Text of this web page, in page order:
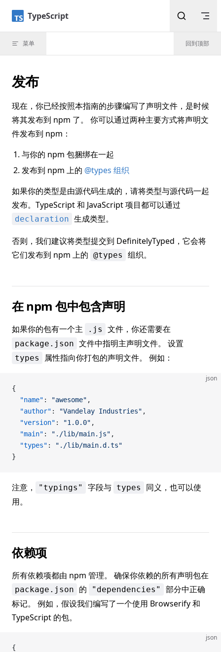
Skip to content
TypeScript
菜单 回到顶部
发布
现在，你已经按照本指南的步骤编写了声明文件，是时候
将其发布到 npm 了。 你可以通过两种主要方式将声明文
件发布到 npm：
与你的 npm 包捆绑在一起
发布到 npm 上的 @types 组织
如果你的类型是由源代码生成的，请将类型与源代码一起
发布。TypeScript 和 JavaScript 项目都可以通过
declaration 生成类型。
否则，我们建议将类型提交到 DefinitelyTyped，它会将
它们发布到 npm 上的 @types 组织。
在 npm 包中包含声明
如果你的包有一个主 .js 文件，你还需要在
package.json 文件中指明主声明文件。 设置
types 属性指向你打包的声明文件。 例如：
json
{
  "name"
: "awesome" ,
  "author"
: "Vandelay Industries" ,
  "version"
: "1.0.0" ,
  "main"
: "./lib/main.js" ,
  "types"
:
"./lib/main.d.ts"
}
注意， "typings" 字段与 types
同义，也可以使
用。
依赖项
所有依赖项都由 npm 管理。 确保你依赖的所有声明包在
package.json 的 "dependencies"
部分中正确
标记。 例如，假设我们编写了一个使用 Browserify 和
TypeScript 的包。
json
{